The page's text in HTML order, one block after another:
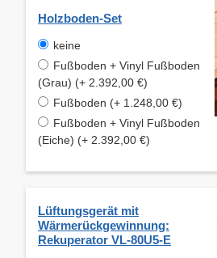
Holzboden-Set
keine
Fußboden + Vinyl Fußboden
(Grau) (+ 2.392,00 €)
Fußboden (+ 1.248,00 €)
Fußboden + Vinyl Fußboden
(Eiche) (+ 2.392,00 €)
Lüftungsgerät mit
Wärmerückgewinnung:
Rekuperator VL-80U5-E